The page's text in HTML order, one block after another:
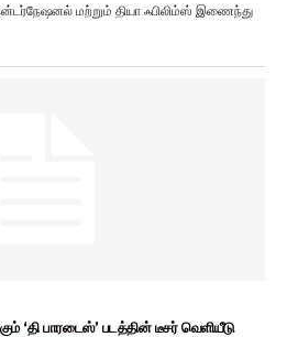
மற்றும் தியா ஃபிலிம்ஸ் இணைந்து
‘தி பாரடைஸ்’ படத்தின் டீசர் வெளியீடு